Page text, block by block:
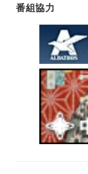
番組協力